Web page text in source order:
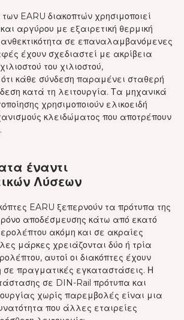
EARU διακοπτών χρησιμοποιεί
αργύρου με εξαιρετική θερμική
σε επαναλαμβανόμενες
έχουν σχεδιαστεί με ακρίβεια
του χιλιοστού,
κάθε σύνδεση παραμένει σταθερή
κατά τη λειτουργία. Τα μηχανικά
χρησιμοποιούν ελικοειδή
κλειδώματος που αποτρέπουν
έναντι
Λύσεων
EARU ξεπερνούν τα πρότυπα της
αποδέσμευσης κάτω από εκατό
ακόμη και σε ακραίες
μάρκες χρειάζονται δύο ή τρία
αυτοί οι διακόπτες έχουν
πραγματικές εγκαταστάσεις. Η
σε DIN-Rail πρότυπα και
χωρίς παρεμβολές είναι μια
που άλλες εταιρείες